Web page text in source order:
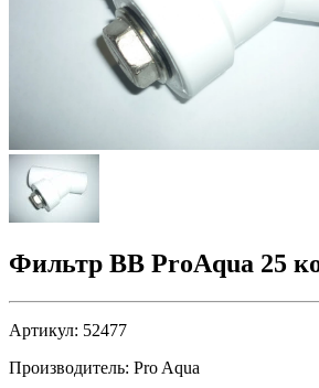
Фильтр ВВ ProAqua 25
Артикул: 52477
Производитель: Pro Aqua